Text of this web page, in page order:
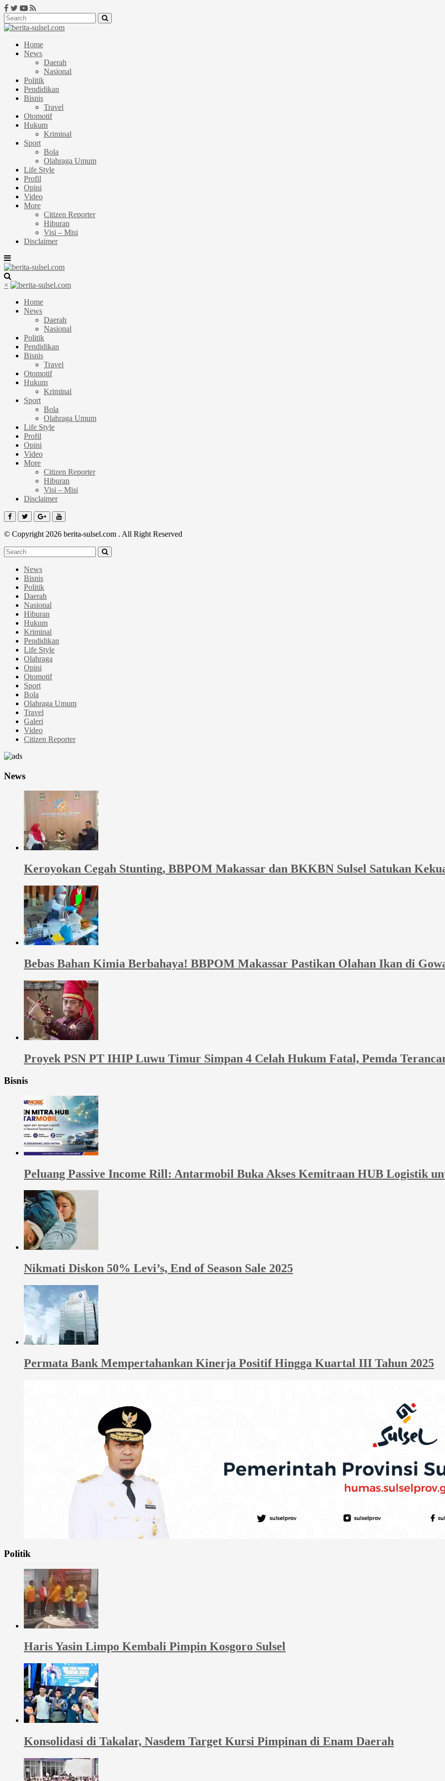
Home
News
Daerah
Nasional
Politik
Pendidikan
Bisnis
Travel
Otomotif
Hukum
Kriminal
Sport
Bola
Olahraga Umum
Life Style
Profil
Opini
Video
More
Citizen Reporter
Hiburan
Visi – Misi
Disclaimer
×
Home
News
Daerah
Nasional
Politik
Pendidikan
Bisnis
Travel
Otomotif
Hukum
Kriminal
Sport
Bola
Olahraga Umum
Life Style
Profil
Opini
Video
More
Citizen Reporter
Hiburan
Visi – Misi
Disclaimer
© Copyright 2026 berita-sulsel.com . All Right Reserved
News
Bisnis
Politik
Daerah
Nasional
Hiburan
Hukum
Kriminal
Pendidikan
Life Style
Olahraga
Opini
Otomotif
Sport
Bola
Olahraga Umum
Travel
Galeri
Video
Citizen Reporter
News
Keroyokan Cegah Stunting, BBPOM Makassar dan BKKBN Sulsel Satukan
Bebas Bahan Kimia Berbahaya! BBPOM Makassar Pastikan Olahan Ikan di
Proyek PSN PT IHIP Luwu Timur Simpan 4 Celah Hukum Fatal, Pemda
Bisnis
Peluang Passive Income Rill: Antarmobil Buka Akses Kemitraan HUB Logistik
Nikmati Diskon 50% Levi’s, End of Season Sale 2025
Permata Bank Mempertahankan Kinerja Positif Hingga Kuartal III Tahun 2025
Politik
Haris Yasin Limpo Kembali Pimpin Kosgoro Sulsel
Konsolidasi di Takalar, Nasdem Target Kursi Pimpinan di Enam Daerah